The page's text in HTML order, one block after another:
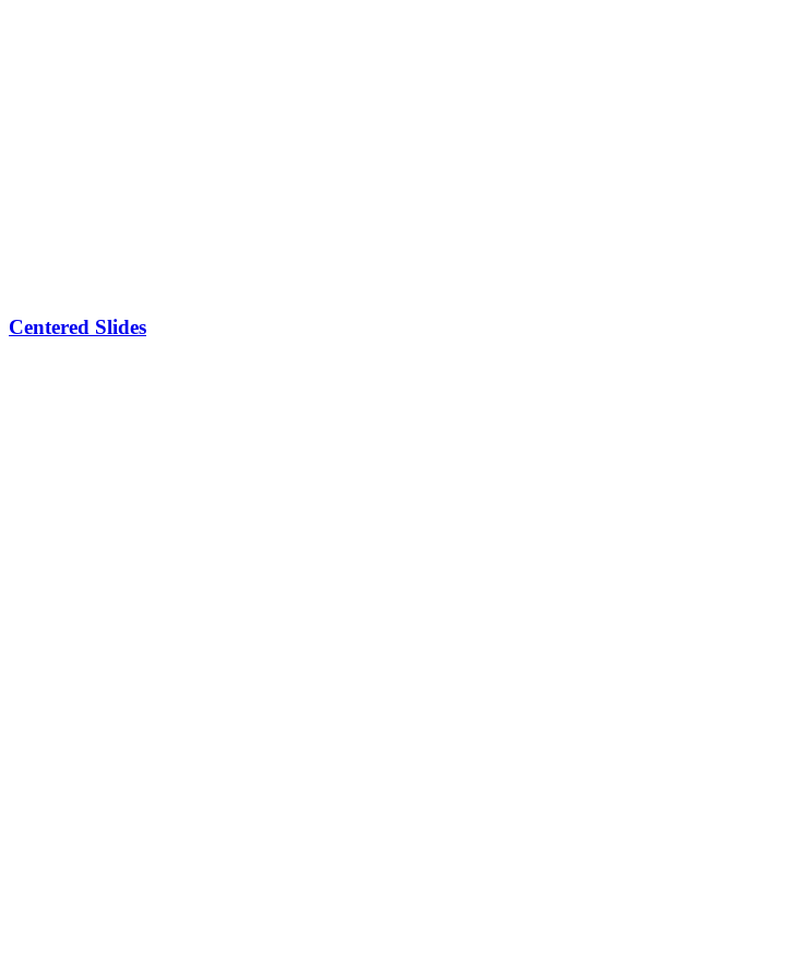
Centered Slides